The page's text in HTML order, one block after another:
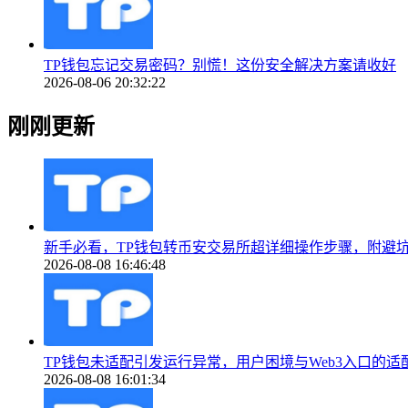
TP钱包忘记交易密码？别慌！这份安全解决方案请收好
2026-08-06 20:32:22
刚刚更新
新手必看，TP钱包转币安交易所超详细操作步骤，附避
2026-08-08 16:46:48
TP钱包未适配引发运行异常，用户困境与Web3入口的适
2026-08-08 16:01:34